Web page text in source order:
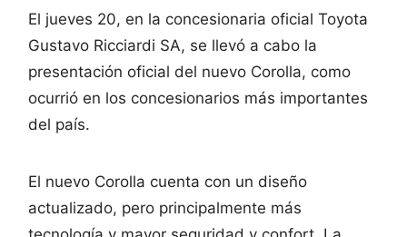
El jueves 20, en la concesionaria oficial Toyota
Gustavo Ricciardi SA, se llevó a cabo la
presentación oficial del nuevo Corolla, como
ocurrió en los concesionarios más importantes
del país.
El nuevo Corolla cuenta con un diseño
actualizado, pero principalmente más